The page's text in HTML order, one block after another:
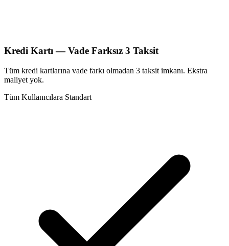
Kredi Kartı — Vade Farksız 3 Taksit
Tüm kredi kartlarına vade farkı olmadan 3 taksit imkanı. Ekstra
maliyet yok.
Tüm Kullanıcılara Standart